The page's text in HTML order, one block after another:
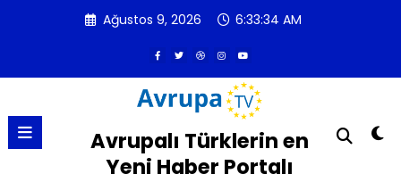
Ağustos 9, 2026 6:33:34 AM
Avrupalı Türklerin en
Yeni Haber Portalı